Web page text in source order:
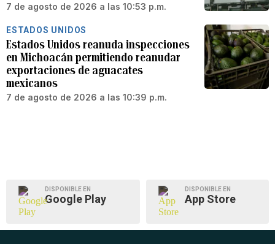
7 de agosto de 2026 a las 10:53 p.m.
ESTADOS UNIDOS
Estados Unidos reanuda inspecciones
en Michoacán permitiendo reanudar
exportaciones de aguacates
mexicanos
7 de agosto de 2026 a las 10:39 p.m.
DISPONIBLE EN
Google Play
DISPONIBLE EN
App Store